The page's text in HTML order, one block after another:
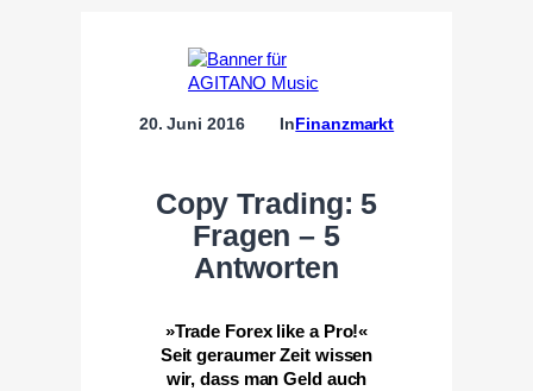
20. Juni 2016 InFinanzmarkt
Copy Trading: 5
Fragen – 5
Antworten
»Trade Forex like a Pro!«
Seit geraumer Zeit wissen
wir, dass man Geld auch